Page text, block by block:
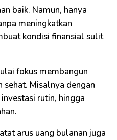
baik. Namun, hanya
meningkatkan
kondisi finansial sulit
fokus membangun
sehat. Misalnya dengan
rutin, hingga
arus uang bulanan juga